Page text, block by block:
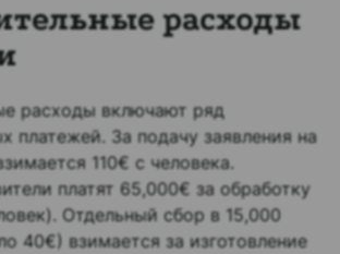
расходы
расходы включают ряд
платежей. За подачу заявления на
110€ с человека.
платят 65,000€ за обработку
Отдельный сбор в 15,000
40€) взимается за изготовление